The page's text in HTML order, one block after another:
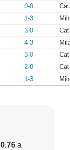
0-0
1-3
3-0
4-3
3-0
2-0
1-3
0.76 a